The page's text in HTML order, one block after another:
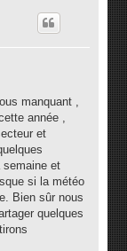
manquant ,
année ,
et
semaine et
si la météo
Bien sûr nous
quelques